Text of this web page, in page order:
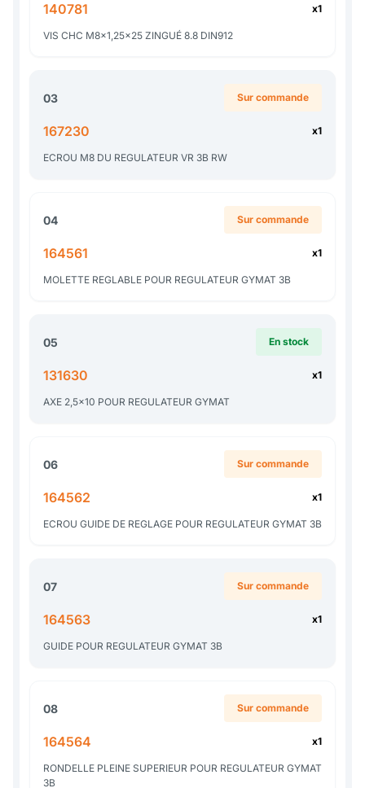
140781 x1
VIS CHC M8x1,25x25 ZINGUÉ 8.8 DIN912
03 Sur commande
167230 x1
ECROU M8 DU REGULATEUR VR 3B RW
04 Sur commande
164561 x1
MOLETTE REGLABLE POUR REGULATEUR GYMAT 3B
05 En stock
131630 x1
AXE 2,5x10 POUR REGULATEUR GYMAT
06 Sur commande
164562 x1
ECROU GUIDE DE REGLAGE POUR REGULATEUR GYMAT 3B
07 Sur commande
164563 x1
GUIDE POUR REGULATEUR GYMAT 3B
08 Sur commande
164564 x1
RONDELLE PLEINE SUPERIEUR POUR REGULATEUR GYMAT
3B